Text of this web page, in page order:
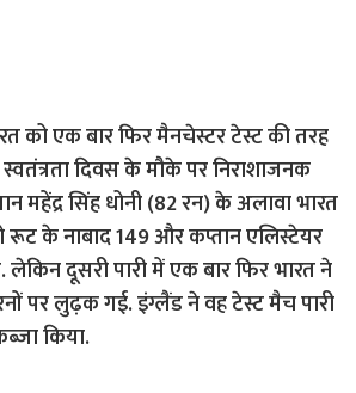
को एक बार फिर मैनचेस्टर टेस्ट की तरह
दिवस के मौके पर निराशाजनक
महेंद्र सिंह धोनी (82 रन) के अलावा भारत
रूट के नाबाद 149 और कप्तान एलिस्टेयर
दूसरी पारी में एक बार फिर भारत ने
पर लुढ़क गई. इंग्लैंड ने वह टेस्ट मैच पारी
किया.